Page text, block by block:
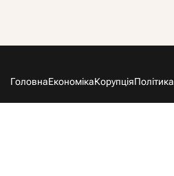
ГоловнаЕкономікаКорупціяПолітика